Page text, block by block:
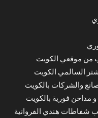
من موقعي الكويت
السالمي الكويت
والشركات بالكويت
فورية بالكويت
شفاطات هندي الفروانية